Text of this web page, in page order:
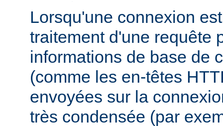
Lorsqu'une connexion
traitement d'une requête
informations de base de
(comme les en-têtes
envoyées sur la
très condensée (par